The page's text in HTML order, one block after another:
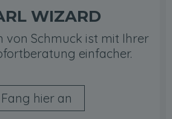
WIZARD
von Schmuck ist mit Ihrer
einfacher.
Fang hier an